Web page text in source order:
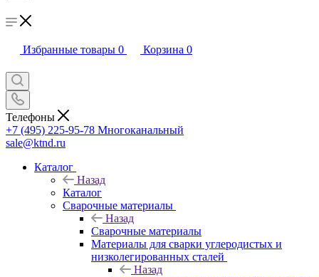
Избранные товары 0 Корзина 0
Телефоны
+7 (495) 225-95-78 Многоканальный
sale@ktnd.ru
Каталог
Назад
Каталог
Сварочные материалы
Назад
Сварочные материалы
Материалы для сварки углеродистых и
низколегированных сталей
Назад